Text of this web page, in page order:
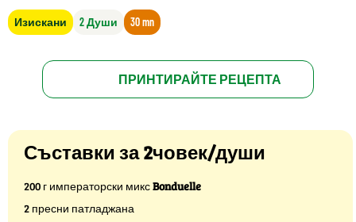
Изискани 2 Души 30 mn
ПРИНТИРАЙТЕ РЕЦЕПТА
Съставки за 2човек/души
200 г императорски миксBonduelle
2 пресни патладжана